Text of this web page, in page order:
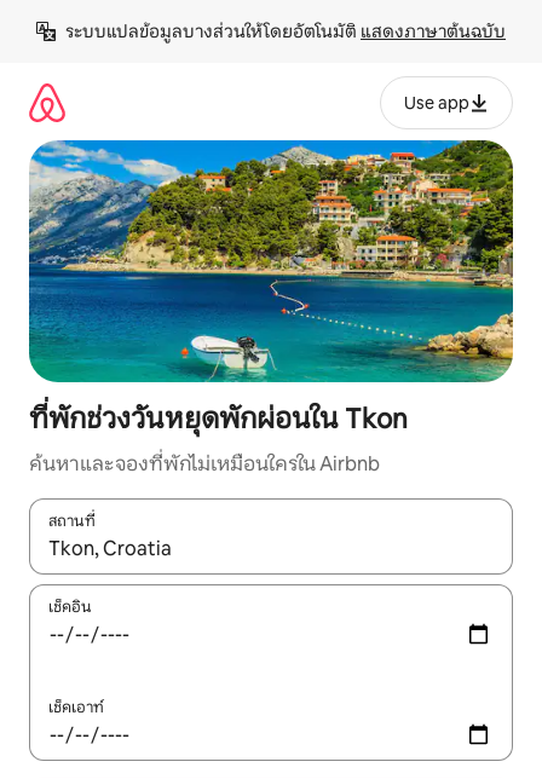
เนื้อหา
ระบบแปลข้อมูลบางส่วนให้โดยอัตโนมัติ แสดงภาษาต้นฉบับ
Use app
ที่พักช่วงวันหยุดพักผ่อนใน Tkon
ค้นหาและจองที่พักไม่เหมือนใครใน Airbnb
สถานที่
ใช้ลูกศรขึ้นลง หรือใช้การสัมผัสหรือปัด เพื่อสำรวจผลการค้นหา
เช็คอิน
เช็คเอาท์